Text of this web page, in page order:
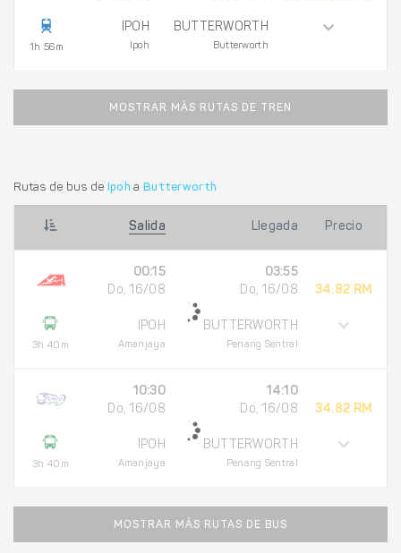
1h 56m
IPOH
Ipoh
BUTTERWORTH
Butterworth
MOSTRAR MÁS RUTAS DE TREN
Rutas de bus de Ipoh a Butterworth
Salida Llegada Precio
3h 40m
00:15
Do, 16/08
IPOH
Amanjaya
03:55
Do, 16/08
BUTTERWORTH
Penang Sentral
34.82 RM
3h 40m
10:30
Do, 16/08
IPOH
Amanjaya
14:10
Do, 16/08
BUTTERWORTH
Penang Sentral
34.82 RM
MOSTRAR MÁS RUTAS DE BUS